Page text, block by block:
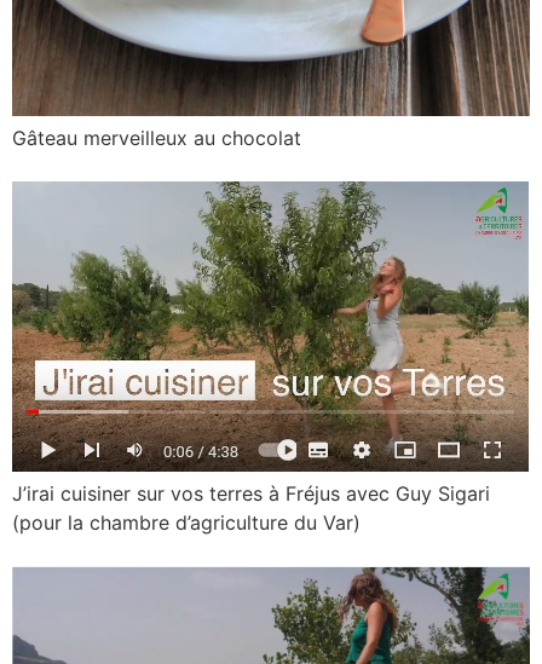
Gâteau merveilleux au chocolat
J’irai cuisiner sur vos terres à Fréjus avec Guy Sigari
(pour la chambre d’agriculture du Var)